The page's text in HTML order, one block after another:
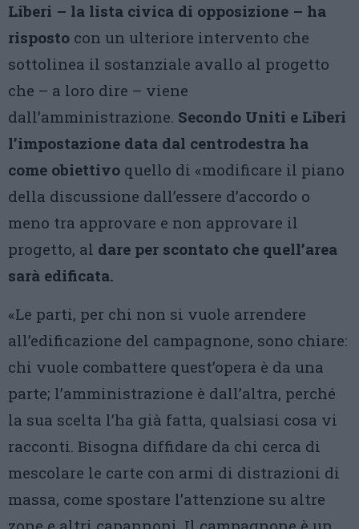
Liberi – la lista civica di opposizione – ha
risposto con un ulteriore intervento che
sottolinea il sostanziale avallo al progetto
che – a loro dire – viene
dall’amministrazione. Secondo Uniti e Liberi
l’impostazione data dal centrodestra ha
come obiettivo quello di «modificare il piano
della discussione dall’essere d’accordo o
meno tra approvare e non approvare il
progetto, al dare per scontato che quell’area
sarà edificata.
«Le parti, per chi non si vuole arrendere
all’edificazione del campagnone, sono chiare:
chi vuole combattere quest’opera è da una
parte; l’amministrazione è dall’altra, perché
la sua scelta l’ha già fatta, qualsiasi cosa vi
racconti. Bisogna diffidare da chi cerca di
mescolare le carte con armi di distrazioni di
massa, come spostare l’attenzione su altre